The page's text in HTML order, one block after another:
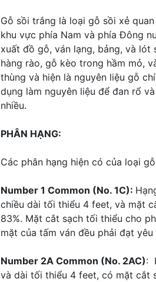
Gỗ sồi trắng là loại gỗ sồi xẻ
khu vực phía Nam và phía Đông
xuất đồ gỗ, ván lạng, bảng, và lót
hàng rào, gỗ kèo trong hầm mỏ,
thùng và hiện là nguyên liệu gỗ
dụng làm nguyên liệu để đan rổ
nhiều.
PHÂN HẠNG:
Các phân hạng hiện có của loại
Number 1 Common (No. 1C):
chiều dài tối thiểu 4 feet, và mặt
83%. Mặt cắt sạch tối thiểu cho
mặt của tấm ván đều phải đạt
Number 2A Common (No. 2AC):
và dài tối thiểu 4 feet, có mặt cắt